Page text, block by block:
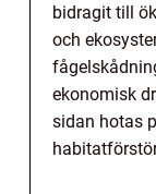
bidragit till
och
ekonomisk
sidan hotas